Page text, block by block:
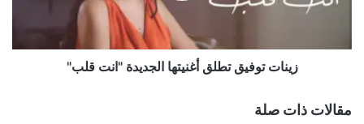
ا
ا
ي
ل
زينات توفيق تطلق أغنيتها الجديدة "انت قلب"
مقالات ذات صلة